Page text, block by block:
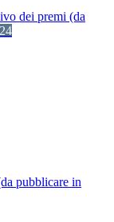
dei premi (da
24
pubblicare in